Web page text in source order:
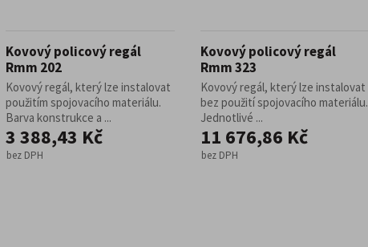
Kovový policový regál
Rmm 202
Kovový regál, který lze instalovat
použitím spojovacího materiálu.
Barva konstrukce a ...
3 388,43 Kč
bez DPH
Kovový policový regál
Rmm 323
Kovový regál, který lze instalovat
bez použití spojovacího materiálu.
Jednotlivé ...
11 676,86 Kč
bez DPH